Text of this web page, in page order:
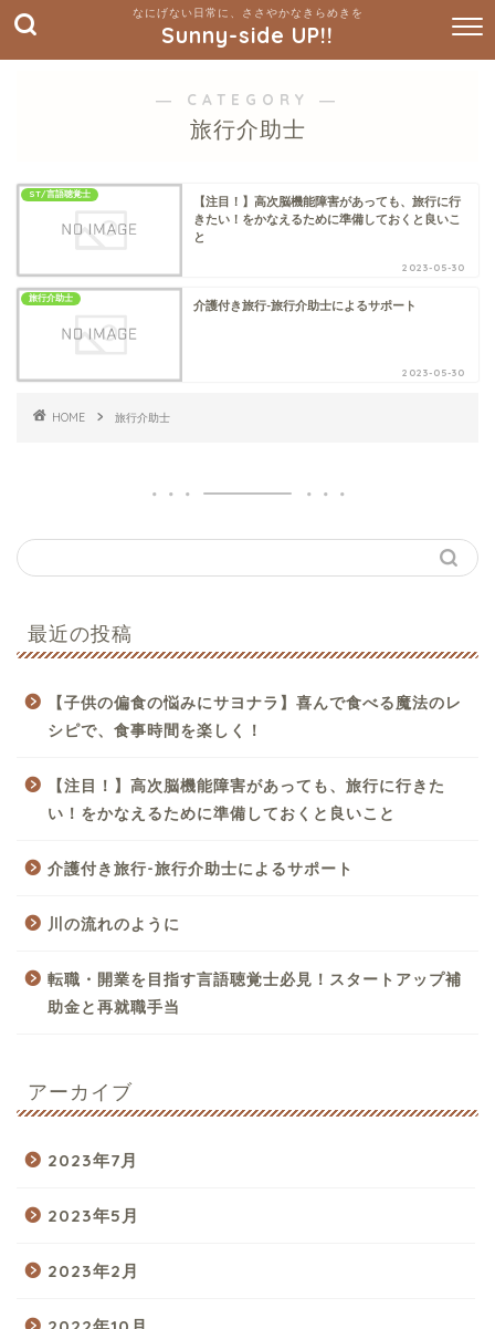
Sunny-side UP!!
― CATEGORY ―
旅行介助士
ST/言語聴覚士
【注目！】高次脳機能障害があっても、旅行に行
きたい！をかなえるために準備しておくと良いこ
と
2023-05-30
旅行介助士 介護付き旅行-旅行介助士によるサポート
2023-05-30
HOME 旅行介助士
最近の投稿
【子供の偏食の悩みにサヨナラ】喜んで食べる魔法のレ
シピで、食事時間を楽しく！
【注目！】高次脳機能障害があっても、旅行に行きた
い！をかなえるために準備しておくと良いこと
介護付き旅行-旅行介助士によるサポート
川の流れのように
転職・開業を目指す言語聴覚士必見！スタートアップ補
助金と再就職手当
アーカイブ
2023年7月
2023年5月
2023年2月